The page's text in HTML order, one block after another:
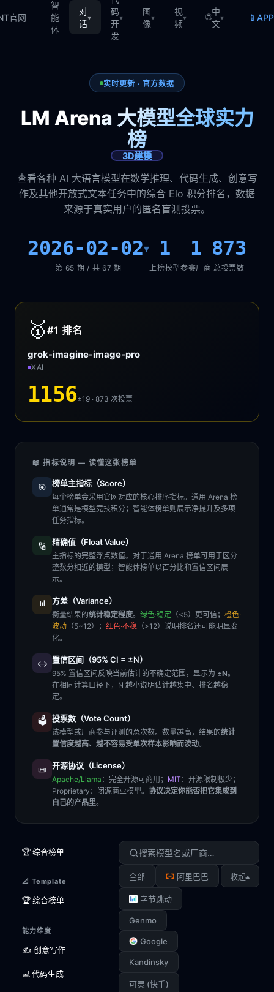
官网
智
能
体
对
话
▾
码
开
发
▾
图
像
▾
视
频
▾ 🌐
中
文
▾ 📱
实时更新 · 官方数据
LM Arena 大模型全球实力
榜
3D建模
查看各种 AI 大语言模型在数学推理、代码生成、创意写
作及其他开放式文本任务中的综合 Elo 积分排名，数据
来源于真实用户的匿名盲测投票。
2026-02-02▾
第 65 期 / 共 67 期
1
上榜模型
1
参赛厂商
873
总投票数
🥇 #1排名
grok-imagine-image-pro
XAI
1156±19 · 873次投票
📖 指标说明 — 读懂这张榜单
🎯 榜单主指标（Score）
每个榜单会采用官网对应的核心排序指标。通用 Arena 榜
单通常是模型竞技积分；智能体榜单则展示净提升及多项
任务指标。
🔢 精确值（Float Value）
主指标的完整浮点数值。对于通用 Arena 榜单可用于区分
整数分相近的模型；智能体榜单以百分比和置信区间展
示。
📊 方差（Variance）
衡量结果的统计稳定程度。 绿色·稳定 （<5）更可信； 橙色·
波动 （5~12）； 红色·不稳 （>12）说明排名还可能明显变
化。
↔️ 置信区间（95% CI = ±N）
95% 置信区间反映当前估计的不确定范围，显示为 ±N。
在相同计算口径下，N 越小说明估计越集中、排名越稳
定。
🗳️ 投票数（Vote Count）
该模型或厂商参与评测的总次数。数量越高，结果的统计
置信度越高、越不容易受单次样本影响而波动。
📜 开源协议（License）
Apache/Llama ：完全开源可商用； MIT ：开源限制极少；
Proprietary ：闭源商业模型。 协议决定你能否把它集成到
自己的产品里。
🏆 综合榜单
📐 Template
🏆 综合榜单
能力维度
✍️ 创意写作
💻 代码生成
全部 阿里巴巴
字节跳动
Genmo
Google
Kandinsky
可灵 (快手)
收起▴